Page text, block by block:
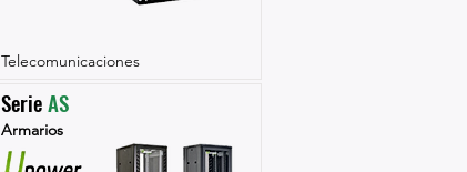
Telecomunicaciones
Serie AS
Armarios